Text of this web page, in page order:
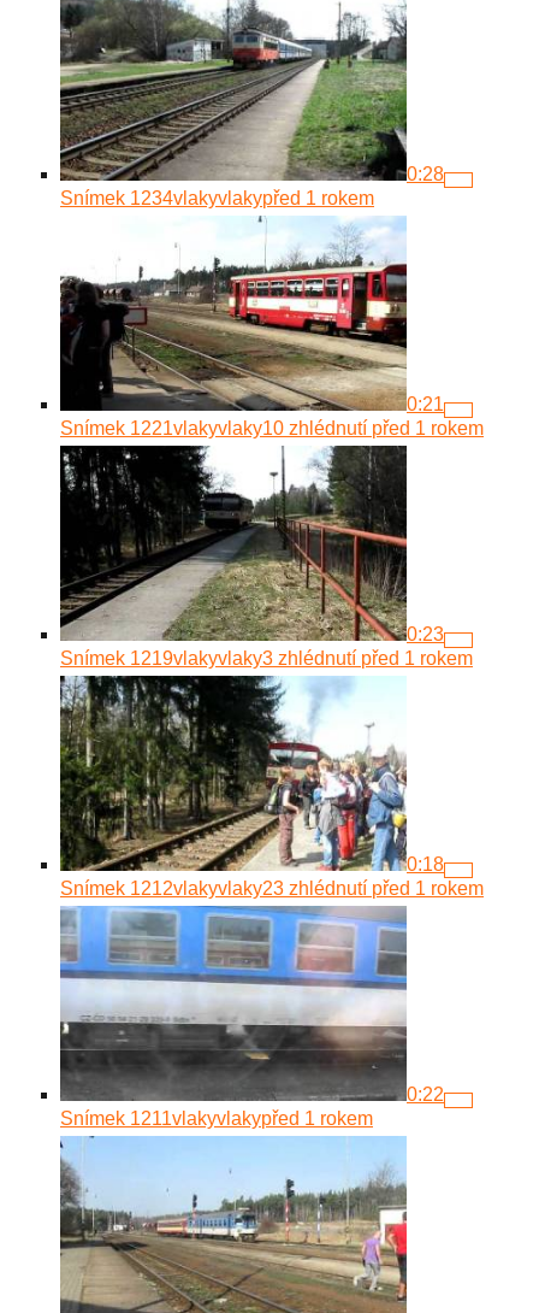
0:28
Snímek 1234vlakyvlakypřed 1 rokem
0:21
Snímek 1221vlakyvlaky10 zhlédnutí před 1 rokem
0:23
Snímek 1219vlakyvlaky3 zhlédnutí před 1 rokem
0:18
Snímek 1212vlakyvlaky23 zhlédnutí před 1 rokem
0:22
Snímek 1211vlakyvlakypřed 1 rokem